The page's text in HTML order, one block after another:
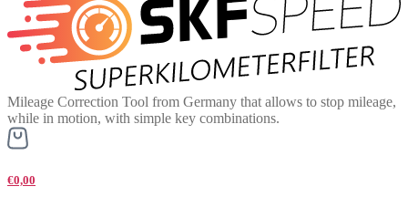
Mileage Correction Tool from Germany that allows to stop mileage,
while in motion, with simple key combinations.
€0,00